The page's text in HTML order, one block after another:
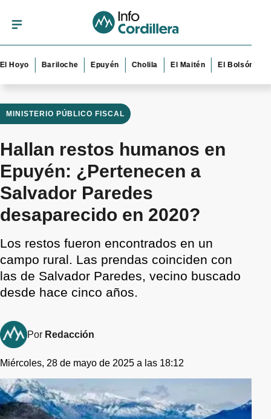
Bariloche Epuyén Cholila El Maitén El Bolsón Esquel
MINISTERIO PÚBLICO FISCAL
Hallan restos humanos en
Epuyén: ¿Pertenecen a
Salvador Paredes
desaparecido en 2020?
Los restos fueron encontrados en un
campo rural. Las prendas coinciden con
las de Salvador Paredes, vecino buscado
desde hace cinco años.
Por Redacción
Miércoles, 28 de mayo de 2025 a las 18:12